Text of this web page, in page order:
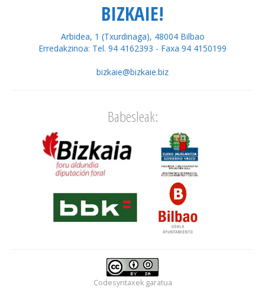
BIZKAIE!
Arbidea, 1 (Txurdinaga), 48004 Bilbao
Erredakzinoa: Tel. 94 4162393 - Faxa 94 4150199
bizkaie@bizkaie.biz
Babesleak:
Codesyntaxekgaratua